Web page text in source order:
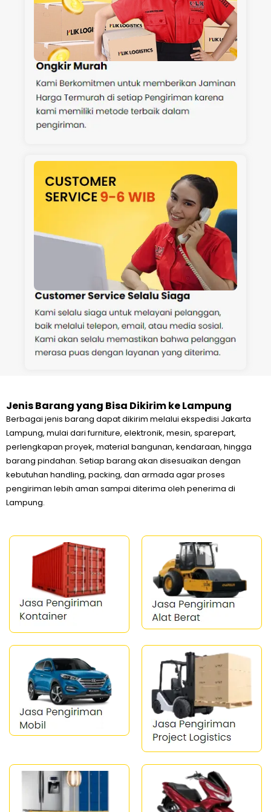
Jenis Barang yang Bisa Dikirim ke Lampung
Berbagai jenis barang dapat dikirim melalui ekspedisi Jakarta
Lampung, mulai dari furniture, elektronik, mesin, sparepart,
perlengkapan proyek, material bangunan, kendaraan, hingga
barang pindahan. Setiap barang akan disesuaikan dengan
kebutuhan handling, packing, dan armada agar proses
pengiriman lebih aman sampai diterima oleh penerima di
Lampung.